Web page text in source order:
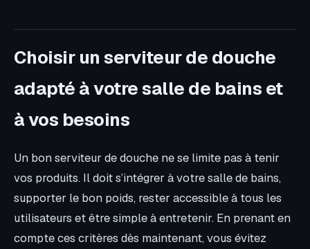
Choisir un serviteur de douche
adapté à votre salle de bains et
à vos besoins
Un bon serviteur de douche ne se limite pas à tenir
vos produits. Il doit s’intégrer à votre salle de bains,
supporter le bon poids, rester accessible à tous les
utilisateurs et être simple à entretenir. En prenant en
compte ces critères dès maintenant, vous évitez